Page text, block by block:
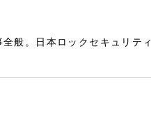
般。日本ロックセキュリティ